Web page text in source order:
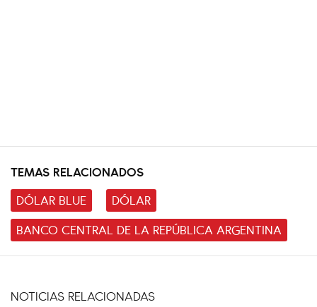
TEMAS RELACIONADOS
DÓLAR BLUE
DÓLAR
BANCO CENTRAL DE LA REPÚBLICA ARGENTINA
NOTICIAS RELACIONADAS